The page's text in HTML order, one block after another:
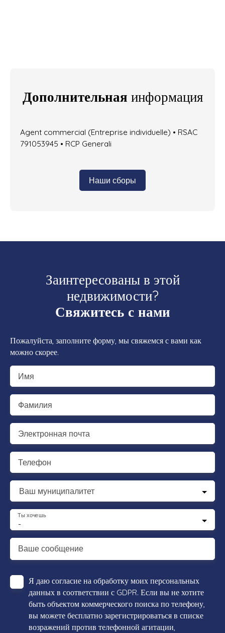
Дополнительная информация
Agent commercial (Entreprise individuelle) • RSAC
791053945 • RCP Generali
Наши сборы
Заинтересованы в этой
недвижимости?
Свяжитесь с нами
Пожалуйста, заполните форму, мы свяжемся с вами как
можно скорее.
Имя
Фамилия
Электронная почта
Телефон
Ваш муниципалитет
-
Ты хочешь
Ваше сообщение
Я даю согласие на обработку моих персональных
данных в соответствии с GDPR. Если вы не хотите
быть объектом коммерческого поиска по телефону,
вы можете бесплатно зарегистрироваться в списке
возражений против телефонной агитации,